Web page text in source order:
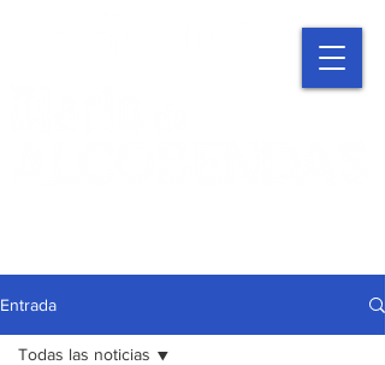
Entrada
Todas las noticias